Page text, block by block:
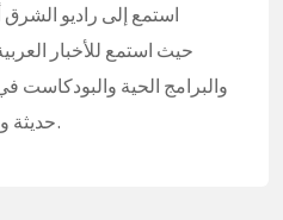
استمع إلى راديو
والبرامج الحية
حديثة ورؤى ثقافية للشتات العربي.